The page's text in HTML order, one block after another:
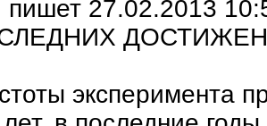
пишет 27.02.2013
эксперимента